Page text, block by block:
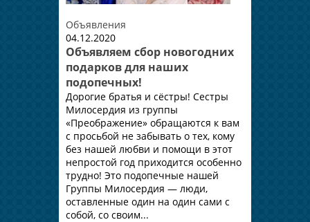
Объявления
04.12.2020
Объявляем сбор новогодних
подарков для наших
подопечных!
Дорогие братья и сёстры! Сестры
Милосердия из группы
«Преображение» обращаются к вам
с просьбой не забывать о тех, кому
без нашей любви и помощи в этот
непростой год приходится особенно
трудно! Это подопечные нашей
Группы Милосердия — люди,
оставленные один на один сами с
собой, со своим...